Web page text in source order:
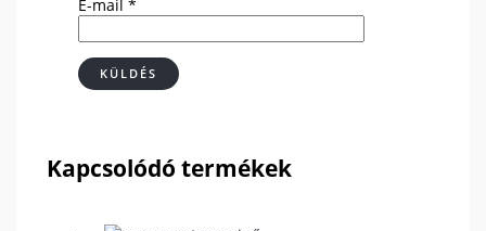
E-mail *
Kapcsolódó termékek